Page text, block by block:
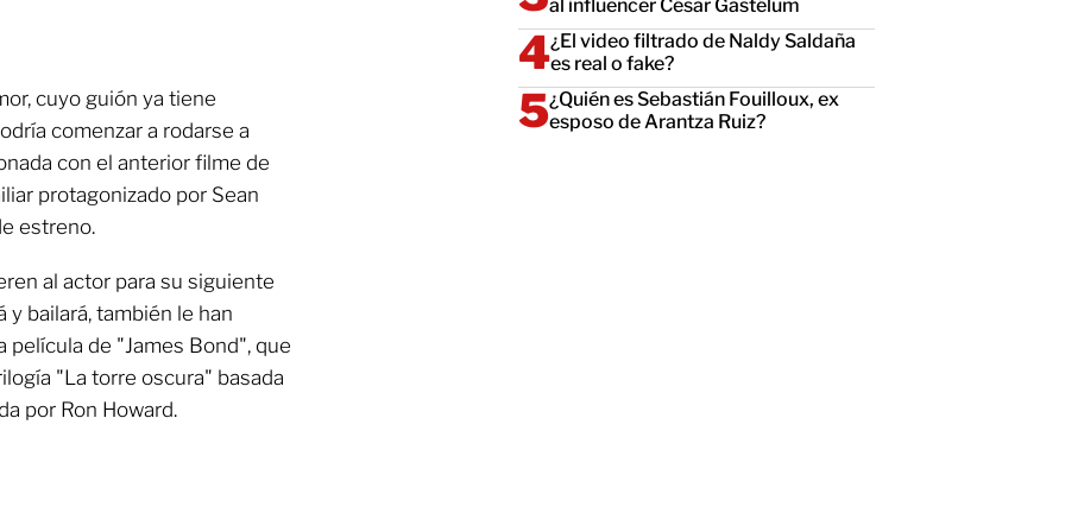
cuyo guión ya tiene
comenzar a rodarse a
con el anterior filme de
protagonizado por Sean
estreno.
al actor para su siguiente
bailará, también le han
de "James Bond", que
"La torre oscura" basada
por Ron Howard.
al influencer César Gastélum
¿El video filtrado de Naldy Saldaña
es real o fake?
¿Quién es Sebastián Fouilloux, ex
esposo de Arantza Ruiz?